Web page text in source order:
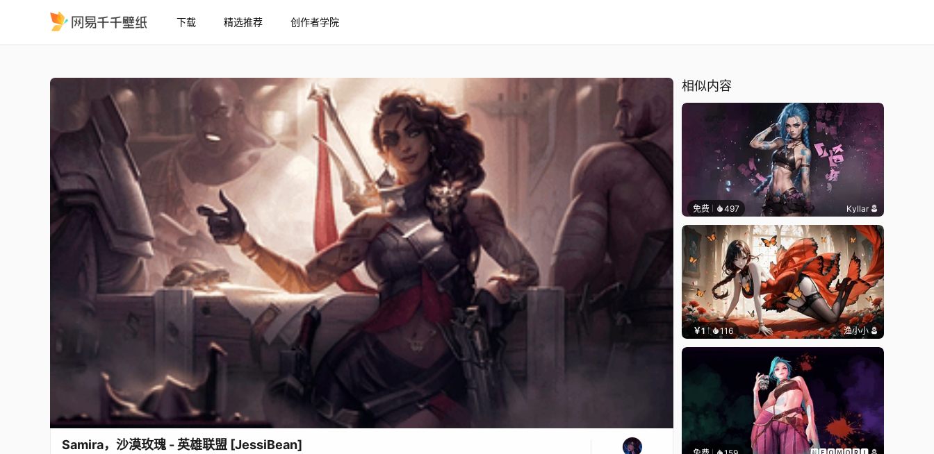
下载 精选推荐 创作者学院
Samira，沙漠玫瑰 - 英雄联盟 [JessiBean]
相似内容
免费 497 Kyllar
￥1 116 渔小小